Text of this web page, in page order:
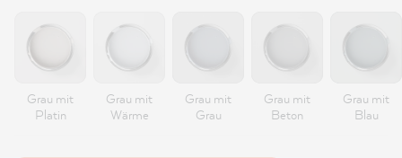
Grau mit
Platin
Grau mit
Wärme
Grau mit
Grau
Grau mit
Beton
Grau mit
Blau